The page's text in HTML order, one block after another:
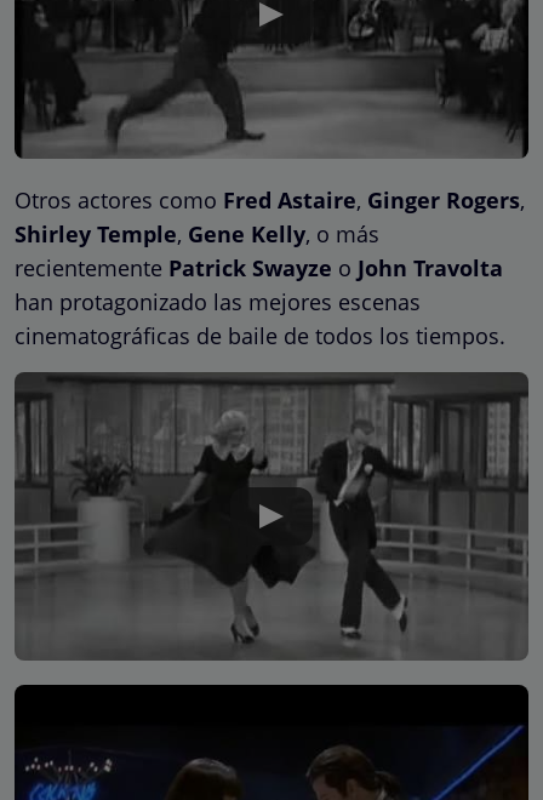
Otros actores como Fred Astaire, Ginger Rogers,
Shirley Temple, Gene Kelly, o más
recientemente Patrick Swayze o John Travolta
han protagonizado las mejores escenas
cinematográficas de baile de todos los tiempos.